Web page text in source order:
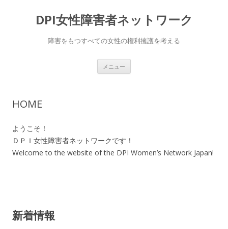
DPI女性障害者ネットワーク
障害をもつすべての女性の権利擁護を考える
メニュー
HOME
ようこそ！
ＤＰＩ女性障害者ネットワークです！
Welcome to the website of the DPI Women’s Network Japan!
新着情報